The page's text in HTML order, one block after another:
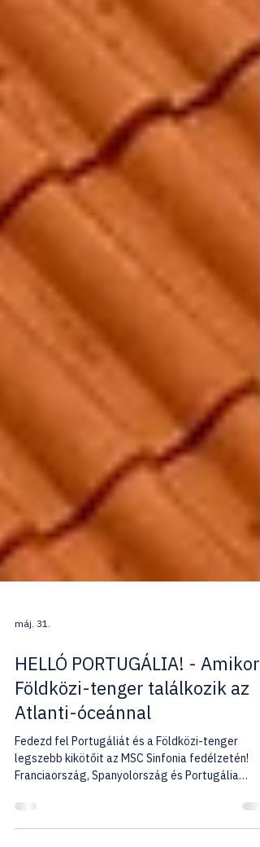
máj. 31.
HELLÓ PORTUGÁLIA! - Amikor
Földközi-tenger találkozik az
Atlanti-óceánnal
Fedezd fel Portugáliát és a Földközi-tenger
Franciaország, Spanyolország és Portugália
különleges hangulata, magyar idegenvezetés,